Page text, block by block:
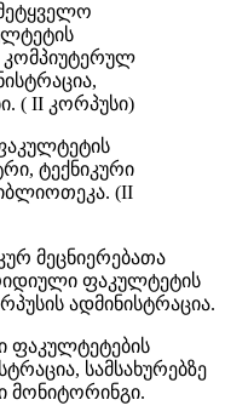
კომპიუტერულ
( II კორპუსი)
ტექნიკური
(II
მეცნიერებათა
ფაკულტეტის
ადმინისტრაცია.
ფაკულტეტების
სამსახურებზე
მონიტორინგი.